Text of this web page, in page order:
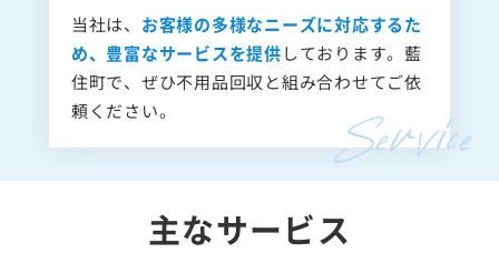
当社は、 お客様の多様なニーズに対応するた
め、豊富なサービスを提供しております。藍
住町で、ぜひ不用品回収と組み合わせてご依
頼ください。
主なサービス